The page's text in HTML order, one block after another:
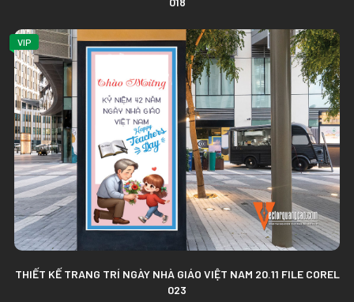
VIP
THIẾT KẾ TRANG TRÍ NGÀY NHÀ GIÁO VIỆT NAM 20.11 FILE COREL
023